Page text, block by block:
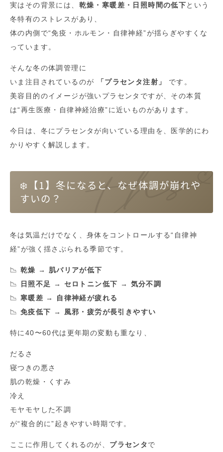
実はその背景には、 乾燥・寒暖差・日照時間の低下という
冬特有のストレスがあり、
体の内側で“免疫・ホルモン・自律神経”が揺らぎやすくな
っています。
そんな冬の体調管理に
いま注目されているのが
「プラセンタ注射」
です。
美容目的のイメージが強いプラセンタですが、その本質
は“再生医療・自律神経治療”に近いものがあります。
今日は、冬にプラセンタが向いている理由を、医学的にわ
かりやすく解説します。
❄️【1】冬になると、なぜ体調が崩れや
すいの？
冬は気温だけでなく、身体をコントロールする“自律神
経”が強く揺さぶられる季節です。
📉 乾燥 → 肌バリアが低下
📉
日照不足 → セロトニン低下 → 気分不調
📉 寒暖差 → 自律神経が疲れる
📉 免疫低下 → 風邪・疲労が長引きやすい
特に40〜60代は更年期の変動も重なり、
だるさ
寝つきの悪さ
肌の乾燥・くすみ
冷え
モヤモヤした不調
が“複合的に”起きやすい時期です。
ここに作用してくれるのが、 プラセンタ で